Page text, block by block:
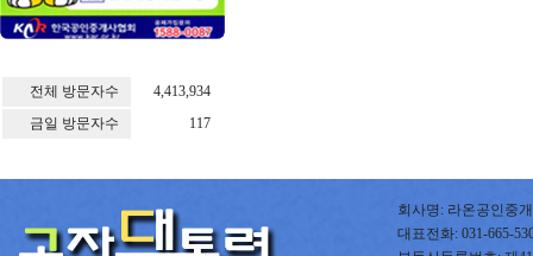
전체 방문자수
4,413,934
금일 방문자수
117
회사명: 라온공인중
대표전화: 031-665-